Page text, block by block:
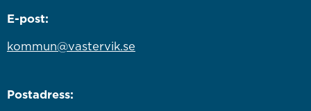
E-post:
kommun@vastervik.se
Postadress: